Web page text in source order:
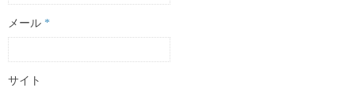
メール *
サイト